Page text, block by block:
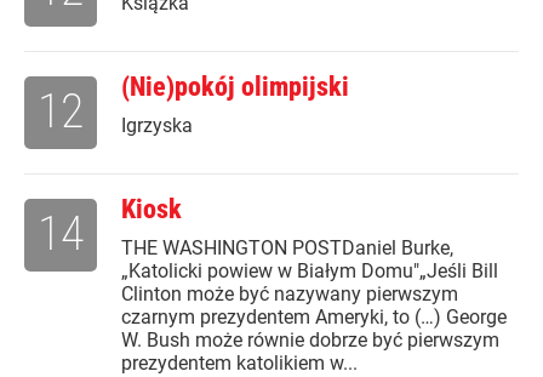
(Nie)pokój olimpijski
Igrzyska
12
Kiosk
THE WASHINGTON POSTDaniel Burke,
„Katolicki powiew w Białym Domu"„Jeśli Bill
Clinton może być nazywany pierwszym
czarnym prezydentem Ameryki, to (…) George
W. Bush może równie dobrze być pierwszym
prezydentem katolikiem w...
14